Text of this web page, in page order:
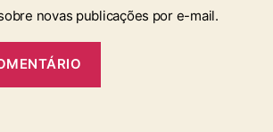
novas publicações por e-mail.